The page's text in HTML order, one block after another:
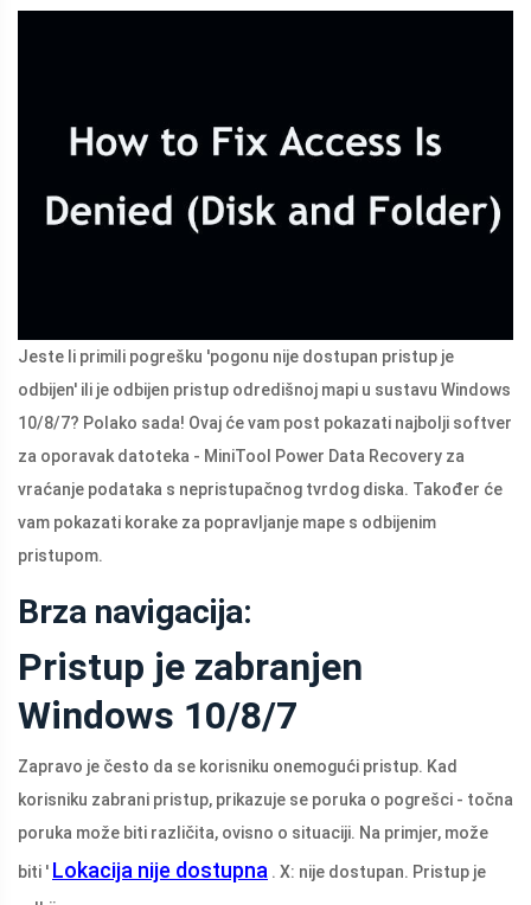
Jeste li primili pogrešku 'pogonu nije dostupan pristup je
odbijen' ili je odbijen pristup odredišnoj mapi u sustavu Windows
10/8/7? Polako sada! Ovaj će vam post pokazati najbolji softver
za oporavak datoteka - MiniTool Power Data Recovery za
vraćanje podataka s nepristupačnog tvrdog diska. Također će
vam pokazati korake za popravljanje mape s odbijenim
pristupom.
Brza navigacija:
Pristup je zabranjen
Windows 10/8/7
Zapravo je često da se korisniku onemogući pristup. Kad
korisniku zabrani pristup, prikazuje se poruka o pogrešci - točna
poruka može biti različita, ovisno o situaciji. Na primjer, može
biti ' Lokacija nije dostupna . X: nije dostupan. Pristup je